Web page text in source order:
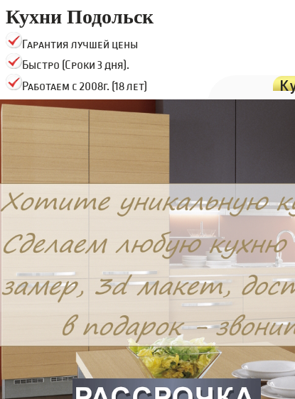
Кухни Подольск
Гарантия лучшей цены
Быстро (Сроки 3 дня).
Работаем с 2008г. (18 лет)